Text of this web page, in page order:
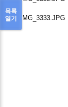
목록
열기